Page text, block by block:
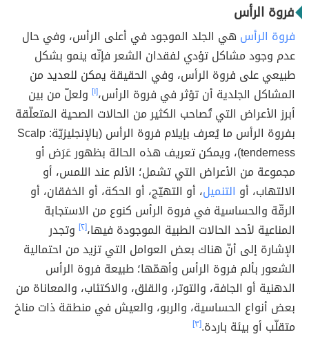
فروة الرأس
فروة الرأس هي الجلد الموجود في أعلى الرأس، وفي حال
عدم وجود مشاكل تؤدي لفقدان الشعر فإنّه ينمو بشكل
طبيعي على فروة الرأس، وفي الحقيقة يمكن للعديد من
المشاكل الجلدية أن تؤثر في فروة الرأس،[١] ولعلّ من بين
أبرز الأعراض التي تُصاحب الكثير من الحالات الصحية المتعلّقة
بفروة الرأس ما يُعرف بإيلام فروة الرأس (بالإنجليزيّة: Scalp
tenderness)، ويمكن تعريف هذه الحالة بظهور عَرَض أو
مجموعة من الأعراض التي تشمل؛ الألم عند اللمس، أو
الالتهاب، أو التنميل، أو التهيّج، أو الحكة، أو الخفقان، أو
الرقّة والحساسية في فروة الرأس كنوع من الاستجابة
المناعية لأحد الحالات الطبية الموجودة فيها،[٢]
وتجدر
الإشارة إلى أنّ هناك بعض العوامل التي تزيد من احتمالية
الشعور بألم فروة الرأس وأهمّها؛ طبيعة فروة الرأس
الدهنية أو الجافة، والتوتر، والقلق، والاكتئاب، والمعاناة من
بعض أنواع الحساسية، والربو، والعيش في منطقة ذات مناخ
متقلّب أو بيئة باردة.[٣]